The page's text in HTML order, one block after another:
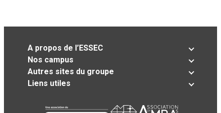
A propos de l’ESSEC
Nos campus
Autres sites du groupe
Liens utiles